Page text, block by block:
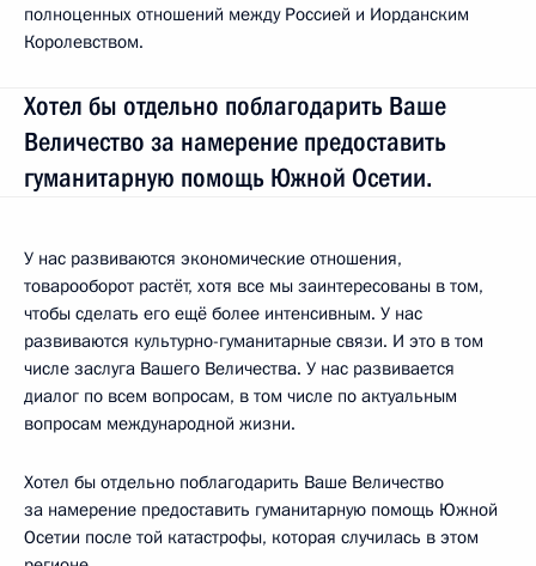
полноценных отношений между Россией и Иорданским
Королевством.
Хотел бы отдельно поблагодарить Ваше
Величество за намерение предоставить
гуманитарную помощь Южной Осетии.
У нас развиваются экономические отношения,
товарооборот растёт, хотя все мы заинтересованы в том,
чтобы сделать его ещё более интенсивным. У нас
развиваются культурно-гуманитарные связи. И это в том
числе заслуга Вашего Величества. У нас развивается
диалог по всем вопросам, в том числе по актуальным
вопросам международной жизни.
Хотел бы отдельно поблагодарить Ваше Величество
за намерение предоставить гуманитарную помощь Южной
Осетии после той катастрофы, которая случилась в этом